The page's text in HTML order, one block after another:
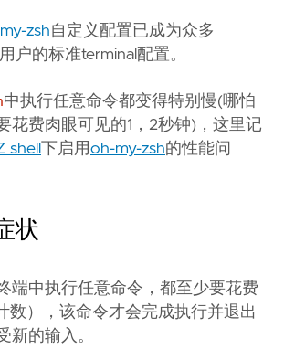
as Markdown for LLMs
about this page
zsh自定义配置已成为众多
户的标准terminal配置。
中执行任意命令都变得特别慢(哪怕
花费肉眼可见的1，2秒钟)，这里记
shell 下启用oh-my-zsh的性能问
状
端中执行任意命令，都至少要花费
数），该命令才会完成执行并退出
新的输入。